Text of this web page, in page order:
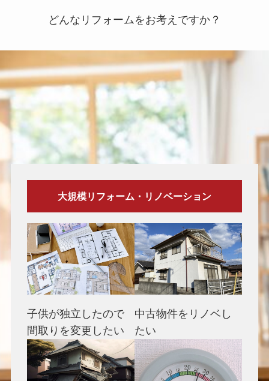
どんなリフォームをお考えですか？
大規模リフォーム・リノベーション
子供が独立したので
間取りを変更したい
中古物件をリノベし
たい